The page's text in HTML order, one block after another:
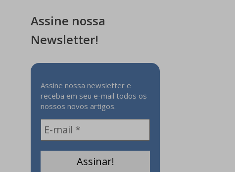
Assine nossa
Newsletter!
Assine nossa newsletter e
receba em seu e-mail todos os
nossos novos artigos.